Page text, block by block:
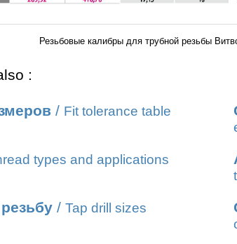
Резьбовые калибры для трубной резьбы
:
/ Fit tolerance table
types and applications
/ Tap drill sizes